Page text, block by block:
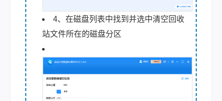
4、在磁盘列表中找到并选中清空回收
站文件所在的磁盘分区